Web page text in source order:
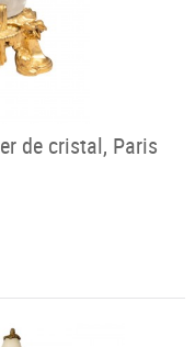
de cristal, Paris